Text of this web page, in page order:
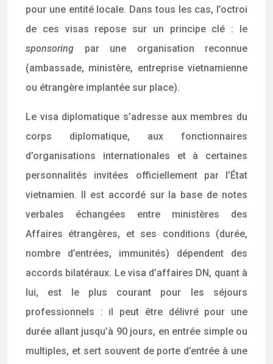
pour une entité locale. Dans tous les cas, l’octroi
de ces visas repose sur un principe clé : le
sponsoring par une organisation reconnue
(ambassade, ministère, entreprise vietnamienne
ou étrangère implantée sur place).
Le visa diplomatique s’adresse aux membres du
corps diplomatique, aux fonctionnaires
d’organisations internationales et à certaines
personnalités invitées officiellement par l’État
vietnamien. Il est accordé sur la base de notes
verbales échangées entre ministères des
Affaires étrangères, et ses conditions (durée,
nombre d’entrées, immunités) dépendent des
accords bilatéraux. Le visa d’affaires DN, quant à
lui, est le plus courant pour les séjours
professionnels : il peut être délivré pour une
durée allant jusqu’à 90 jours, en entrée simple ou
multiples, et sert souvent de porte d’entrée à une